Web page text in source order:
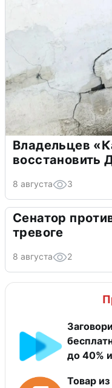
Владельцев
восстановить
8 августа 3
Сенатор
тревоге
8 августа 2
до 40%
Товар